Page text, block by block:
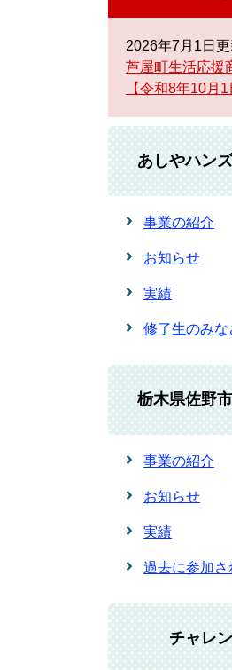
2026年7月1日
芦屋町生活応援
【令和8年10月1
あしやハン
事業の紹介
お知らせ
実績
修了生のみな
栃木県佐野
事業の紹介
お知らせ
実績
過去に参加
チャレ